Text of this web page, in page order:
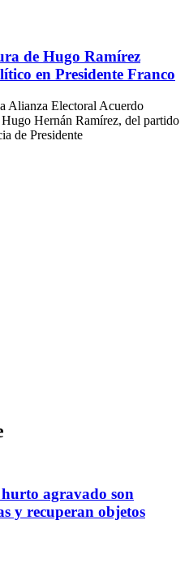
de Hugo Ramírez
en Presidente Franco
Alianza Electoral Acuerdo
Hernán Ramírez, del partido
de Presidente
hurto agravado son
y recuperan objetos